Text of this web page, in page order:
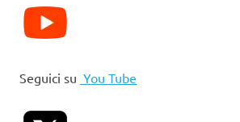
Seguici su You Tube